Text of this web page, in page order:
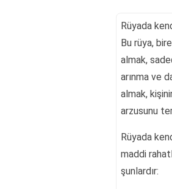
Rüyada
Bu rüya,
almak,
arınma ve
almak,
arzusunu
Rüyada
maddi
şunlardır: